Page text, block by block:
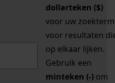
dollarteken ($)
voor uw zoekterm
voor resultaten
op elkaar lijken.
Gebruik een
minteken (-) om